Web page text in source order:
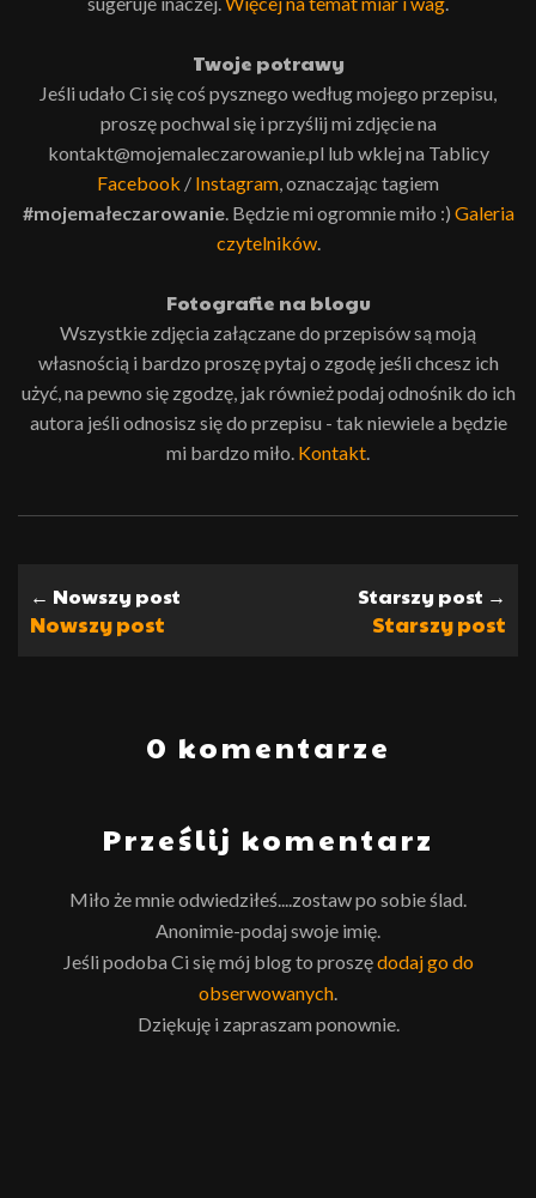
Twoje potrawy
Jeśli udało Ci się coś pysznego według mojego przepisu,
proszę pochwal się i przyślij mi zdjęcie na
kontakt@mojemaleczarowanie.pl lub wklej na Tablicy
Facebook / Instagram , oznaczając tagiem
#mojemałeczarowanie. Będzie mi ogromnie miło :) Galeria
czytelników.
Fotografie na blogu
Wszystkie zdjęcia załączane do przepisów są moją
własnością i bardzo proszę pytaj o zgodę jeśli chcesz ich
użyć, na pewno się zgodzę, jak również podaj odnośnik do ich
autora jeśli odnosisz się do przepisu - tak niewiele a będzie
mi bardzo miło. Kontakt
← Nowszy post
Nowszy post
Starszy post →
Starszy post
0 komentarze
Prześlij komentarz
Miło że mnie odwiedziłeś....zostaw po sobie ślad.
Anonimie-podaj swoje imię.
Jeśli podoba Ci się mój blog to proszędodaj go do
obserwowanych
Dziękuję i zapraszam ponownie.